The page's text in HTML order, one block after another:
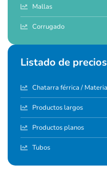
Mallas
Corrugado
Listado de
Chatarra férrica /
Productos largos
Productos planos
Tubos